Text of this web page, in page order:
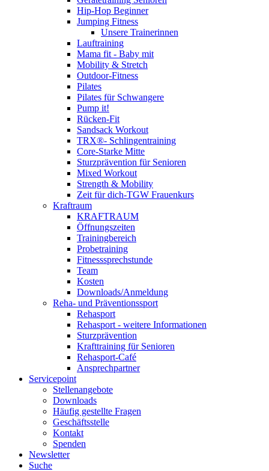
Hip-Hop Beginner
Jumping Fitness
Unsere Trainerinnen
Lauftraining
Mama fit - Baby mit
Mobility & Stretch
Outdoor-Fitness
Pilates
Pilates für Schwangere
Pump it!
Rücken-Fit
Sandsack Workout
TRX®- Schlingentraining
Core-Starke Mitte
Sturzprävention für Senioren
Mixed Workout
Strength & Mobility
Zeit für dich-TGW Frauenkurs
Kraftraum
KRAFTRAUM
Öffnungszeiten
Trainingbereich
Probetraining
Fitnesssprechstunde
Team
Kosten
Downloads/Anmeldung
Reha- und Präventionssport
Rehasport
Rehasport - weitere Informationen
Sturzprävention
Krafttraining für Senioren
Rehasport-Café
Ansprechpartner
Servicepoint
Stellenangebote
Downloads
Häufig gestellte Fragen
Geschäftsstelle
Kontakt
Spenden
Newsletter
Suche